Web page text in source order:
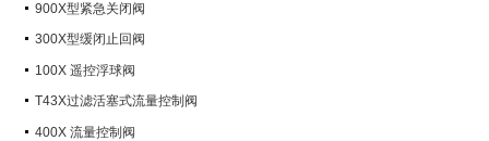
900X型紧急关闭阀
300X型缓闭止回阀
100X 遥控浮球阀
T43X过滤活塞式流量控制阀
400X 流量控制阀